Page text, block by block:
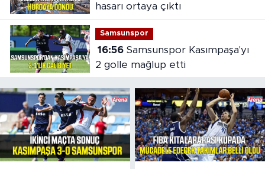
hasarı ortaya çıktı
Samsunspor
16:56Samsunspor Kasımpaşa'yı
2 golle mağlup etti